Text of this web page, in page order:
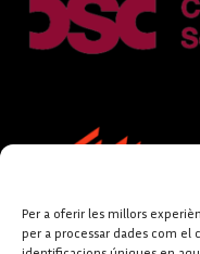
Per a oferir les millors
per a processar dades com